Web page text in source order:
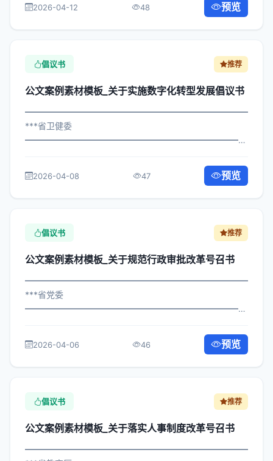
市关于完善人事制度改革建议...
2026-04-12 48 预览
倡议书 推荐
公文案例素材模板_关于实施数字化转型发展倡议书
***省卫健委
属机构： 为深入贯彻落实习近平总书记...
2026-04-08 47 预览
倡议书 推荐
公文案例素材模板_关于规范行政审批改革号召书
***省党委
市关于规范行政审批改革号召书管理...
2026-04-06 46 预览
倡议书 推荐
公文案例素材模板_关于落实人事制度改革号召书